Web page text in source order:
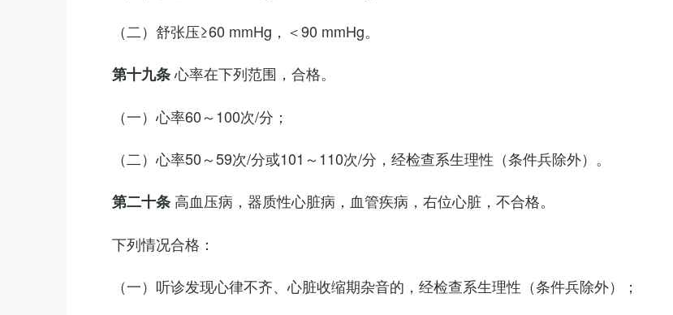
（二）舒张压≥60 mmHg，＜90 mmHg。
第十九条心率在下列范围，合格。
（一）心率60～100次/分；
（二）心率50～59次/分或101～110次/分，经检查系生理性（条件兵除外）。
第二十条 高血压病，器质性心脏病，血管疾病，右位心脏，不合格。
下列情况合格：
（一）听诊发现心律不齐、心脏收缩期杂音的，经检查系生理性（条件兵除外）；